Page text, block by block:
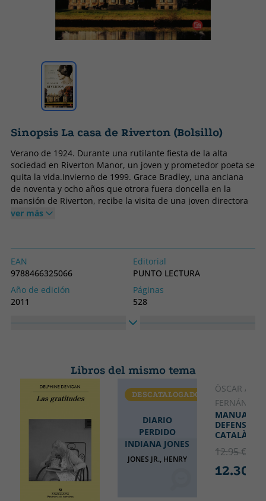
Sinopsis La casa de Riverton (Bolsillo)
Verano de 1924. Durante una rutilante fiesta de la alta
sociedad en Riverton Manor, un joven y prometedor poeta se
quita la vida.Invierno de 1999. Grace Bradley, una anciana
de noventa y ocho años que otrora fuera doncella en la
mansión de Riverton, recibe la visita de una joven directora
de cine que está rodando una película sobre aquel suicido.
enfrentarse a ellos.
ver más
EAN
9788466325066
Editorial
PUNTO LECTURA
Año de edición
2011
Páginas
528
Idioma
Libros del mismo tema
DIARIO
PERDIDO
INDIANA JONES
JONES JR., HENRY
DESCATALOGADO CATALÁN
ÒSCAR
FERNÁNDEZ
MANUAL DE
DEFENSA
CATALÀ
12.95 €
12.30 €